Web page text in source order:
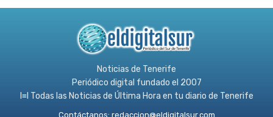
Noticias de Tenerife
Periódico digital fundado el 2007
l≡l Todas las Noticias de Última Hora en tu diario de Tenerife
Contáctanos: redaccion@eldigitalsur.com